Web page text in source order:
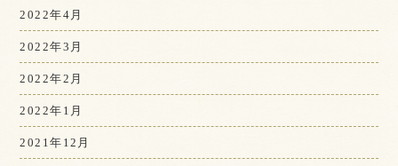
2022年4月
2022年3月
2022年2月
2022年1月
2021年12月